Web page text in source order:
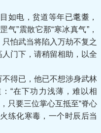
电，贫道等年已耄耋，
气”震散它那“寒冰真气”，
怕武当将陷入万劫不复之
门下，请稍留相助，以全
得已，他已不想涉身武林
“在下功力浅薄，难以相
只要三位掌心互抵至“脊心
练化寒毒，一个时辰后当